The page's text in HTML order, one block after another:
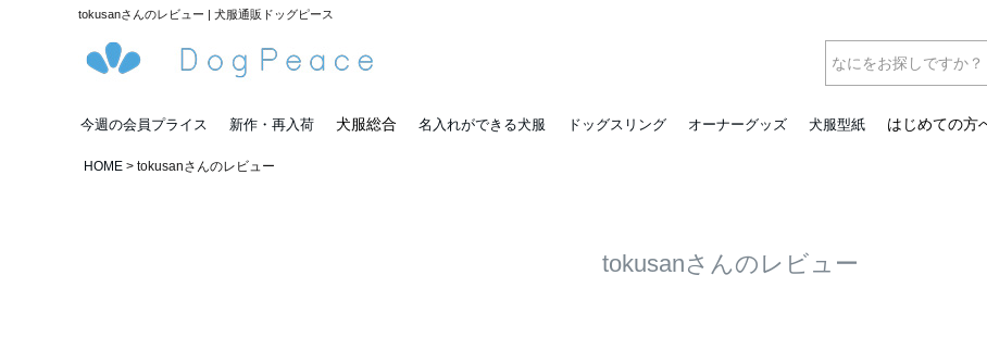
tokusanさんのレビュー | 犬服通販ドッグピース
今週の会員プライス 新作・再入荷 犬服総合 名入れができる犬服 ドッグスリング オーナーグッズ 犬服型紙 はじめての方
HOME tokusanさんのレビュー
tokusanさんのレビュー